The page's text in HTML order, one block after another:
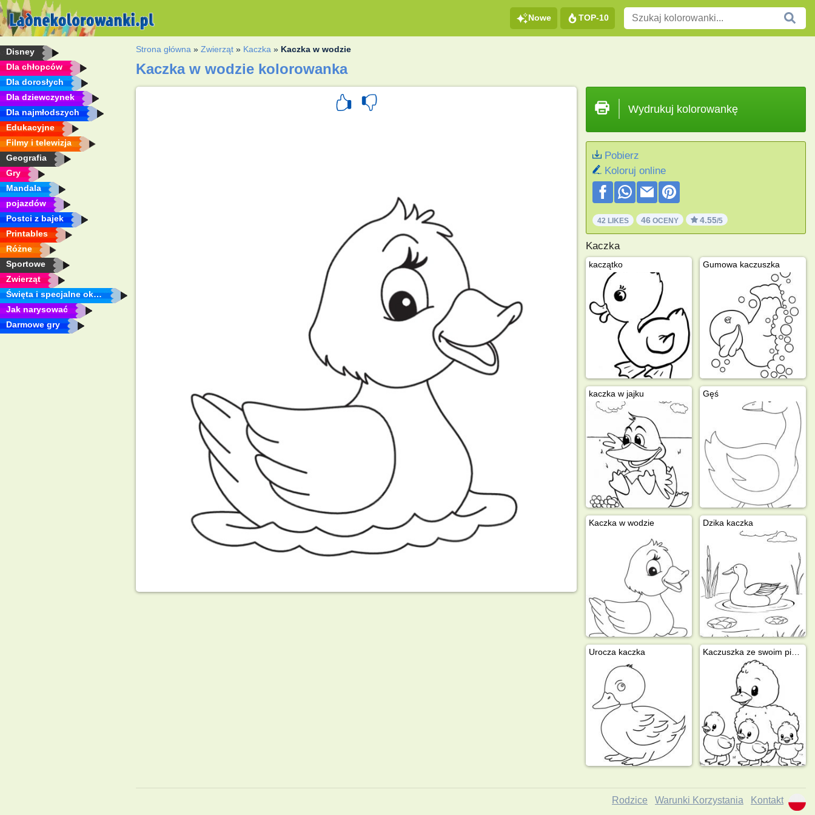
Nowe TOP-10
Disney
Dla chłopców
Dla dorosłych
Dla dziewczynek
Dla najmłodszych
Edukacyjne
Filmy i telewizja
Geografia
Gry
Mandala
pojazdów
Postci z bajek
Printables
Różne
Sportowe
Zwierząt
Święta i specjalne okazje
Jak narysować
Darmowe gry
Strona główna »Zwierząt » Kaczka » Kaczka w wodzie
Kaczka w wodzie kolorowanka
Wydrukuj kolorowankę
Pobierz
Koloruj online
42 LIKES 46OCENY 4.55/5
Kaczka
kaczątko Gumowa kaczuszka
kaczka w jajku Gęś
Kaczka w wodzie Dzika kaczka
Urocza kaczka Kaczuszka ze swoim pisklęciem
Rodzice Warunki Korzystania Kontakt